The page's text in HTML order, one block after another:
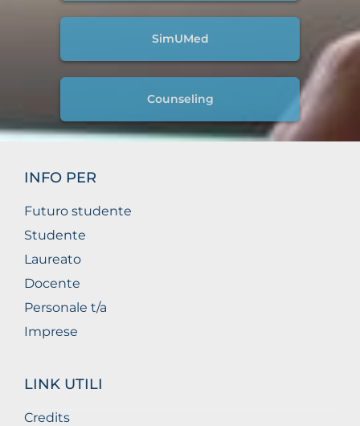
SimUMed
Counseling
INFO PER
Futuro studente
Studente
Laureato
Docente
Personale t/a
Imprese
LINK UTILI
Credits